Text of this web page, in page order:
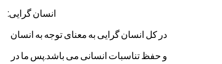
انسانگرایی:
در کلانسانگراییبهمعنایتوجهبهانسان
وحفظتناسباتانسانیمیباشد.پسمادر